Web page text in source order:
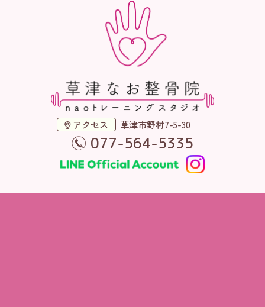
アクセス 草津市野村7-5-30
077-564-5335